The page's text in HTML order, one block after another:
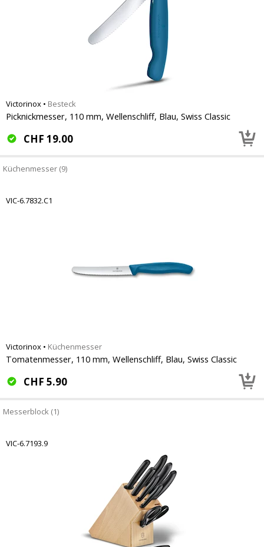
Victorinox • Besteck
Picknickmesser, 110 mm, Wellenschliff, Blau, Swiss Classic
CHF 19.00
Küchenmesser (9)
VIC-6.7832.C1
Victorinox • Küchenmesser
Tomatenmesser, 110 mm, Wellenschliff, Blau, Swiss Classic
CHF 5.90
Messerblock (1)
VIC-6.7193.9